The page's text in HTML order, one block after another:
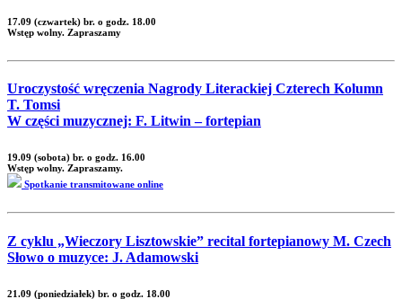
17.09 (czwartek) br. o godz. 18.00
Wstęp wolny. Zapraszamy
Uroczystość wręczenia Nagrody Literackiej Czterech Kolumn
T. Tomsi
W części muzycznej: F. Litwin – fortepian
19.09 (sobota) br. o godz. 16.00
Wstęp wolny. Zapraszamy.
Spotkanie transmitowane online
Z cyklu „Wieczory Lisztowskie” recital fortepianowy M. Czech
Słowo o muzyce: J. Adamowski
21.09 (poniedziałek) br. o godz. 18.00